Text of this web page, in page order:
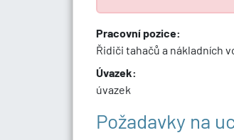
Pracovní pozice:
Řidiči tahačů a nákladních
Úvazek:
úvazek
Požadavky na